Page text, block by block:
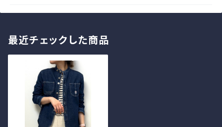
最近チェックした商品